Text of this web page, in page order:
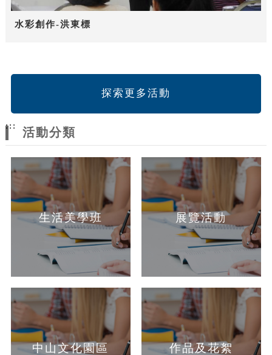
水彩創作-洪東標
探索更多活動
:::
活動分類
生活美學班 展覽活動
中山文化園區 作品及花絮